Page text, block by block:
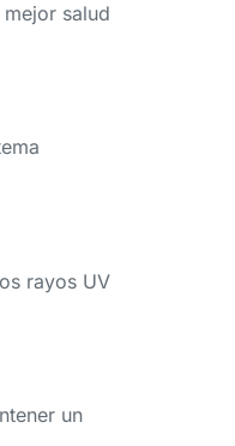
salud
rayos UV
un